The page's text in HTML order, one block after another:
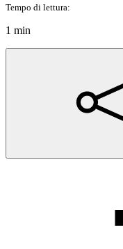
Tempo di lettura:
1 min